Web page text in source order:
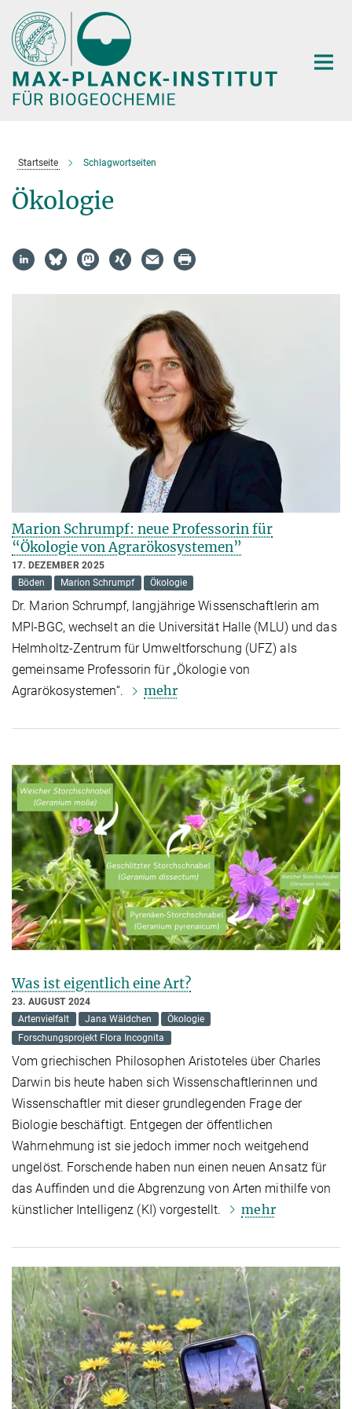
Hauptinhalt
Startseite Schlagwortseiten
Ökologie
Marion Schrumpf: neue Professorin für
“Ökologie von Agrarökosystemen”
17. DEZEMBER 2025
Böden
Marion Schrumpf Ökologie
Dr. Marion Schrumpf, langjährige Wissenschaftlerin am
MPI-BGC, wechselt an die Universität Halle (MLU) und das
Helmholtz-Zentrum für Umweltforschung (UFZ) als
gemeinsame Professorin für „Ökologie von
Agrarökosystemen“.
mehr
Was ist eigentlich eine Art?
23. AUGUST 2024
Artenvielfalt
Jana Wäldchen
Ökologie
Forschungsprojekt Flora Incognita
Vom griechischen Philosophen Aristoteles über Charles
Darwin bis heute haben sich Wissenschaftlerinnen und
Wissenschaftler mit dieser grundlegenden Frage der
Biologie beschäftigt. Entgegen der öffentlichen
Wahrnehmung ist sie jedoch immer noch weitgehend
ungelöst. Forschende haben nun einen neuen Ansatz für
das Auffinden und die Abgrenzung von Arten mithilfe von
künstlicher Intelligenz (KI) vorgestellt.
mehr